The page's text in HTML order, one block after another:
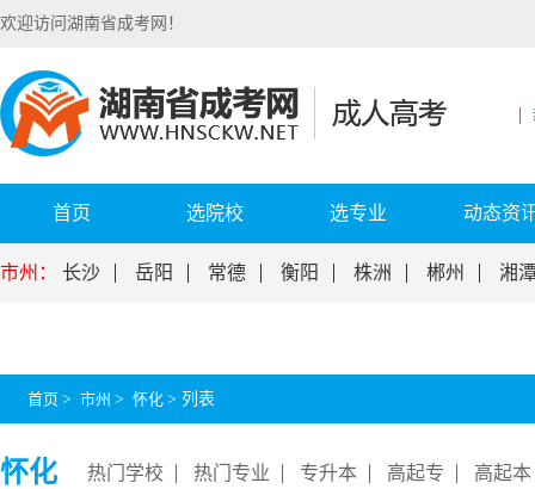
欢迎访问湖南省成考网！
首页 选院校 选专业 动态资
市州： 长沙 岳阳 常德 衡阳 株洲 郴州 湘
首页 > 市州 > 怀化 > 列表
怀化 热门学校 热门专业 专升本 高起专 高起本